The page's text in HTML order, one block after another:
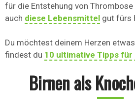
für die Entstehung von Thrombose
auch diese Lebensmittel gut fürs
Du möchtest deinem Herzen
findest du 10 ultimative Tipps
Birnen als